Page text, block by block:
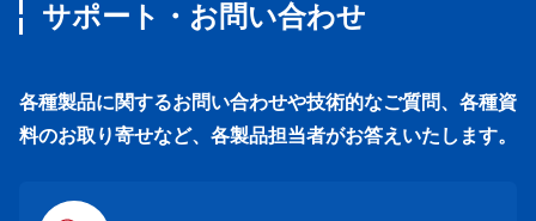
サポート・お問い合わせ
各種製品に関するお問い合わせや技術的なご質問、各種資
料のお取り寄せなど、各製品担当者がお答えいたします。